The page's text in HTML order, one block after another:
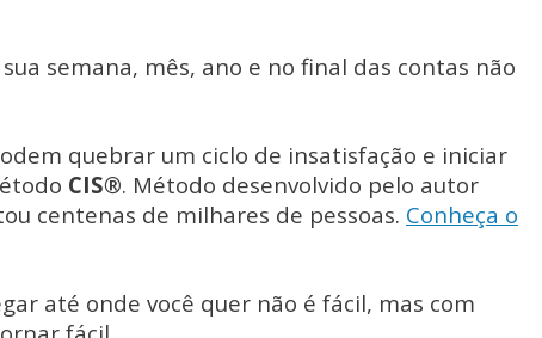
semana, mês, ano e no final das contas não
quebrar um ciclo de insatisfação e iniciar
CIS®. Método desenvolvido pelo autor
centenas de milhares de pessoas. Conheça o
até onde você quer não é fácil, mas com